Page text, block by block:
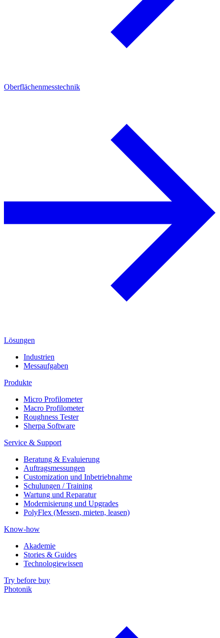
Oberflächenmesstechnik
Lösungen
Industrien
Messaufgaben
Produkte
Micro Profilometer
Macro Profilometer
Roughness Tester
Sherpa Software
Service & Support
Beratung & Evaluierung
Auftragsmessungen
Customization und Inbetriebnahme
Schulungen / Training
Wartung und Reparatur
Modernisierung und Upgrades
PolyFlex (Messen, mieten, leasen)
Know-how
Akademie
Stories & Guides
Technologiewissen
Try before buy
Photonik